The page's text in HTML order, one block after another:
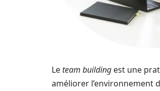
Le team building est une
améliorer l’environnement